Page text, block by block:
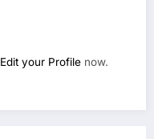
Edit your Profile now.